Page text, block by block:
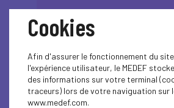
Les Rencontres du
lundi | 1er juin 2026 |
Réservé aux
adhérents, sur
inscription
Cookies
Afin d'assurer le fonctionnement du
l'expérience utilisateur, le MEDEF
des informations sur votre terminal
traceurs) lors de votre naviguation sur
www.medef.com.